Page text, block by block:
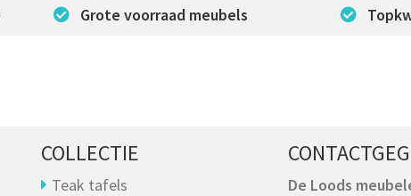
Grote voorraad meubels
COLLECTIE
Teak tafels
De Loods